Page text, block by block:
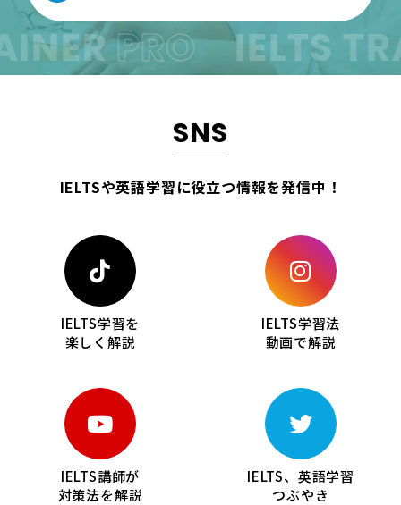
PRO IELTS
SNS
IELTSや英語学習に役立つ情報を発信中！
IELTS学習を
楽しく解説
IELTS学習法
動画で解説
IELTS講師が
対策法を解説
IELTS、英語学習
つぶやき